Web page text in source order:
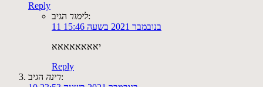
Reply
לימורהגיב:
11 בנובמבר 2021 בשעה 15:46
יאאאאאאאא
Reply
רינההגיב: